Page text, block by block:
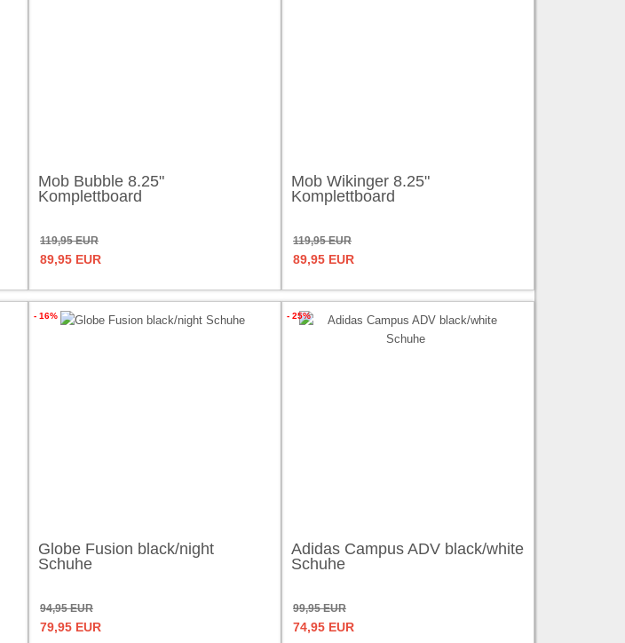
Mob Bubble 8.25"
Komplettboard
119,95 EUR
89,95 EUR
Mob Wikinger 8.25"
Komplettboard
119,95 EUR
89,95 EUR
Globe Fusion black/night
Schuhe
94,95 EUR
79,95 EUR
- 16%
Adidas Campus ADV black/white
Schuhe
99,95 EUR
74,95 EUR
- 25%